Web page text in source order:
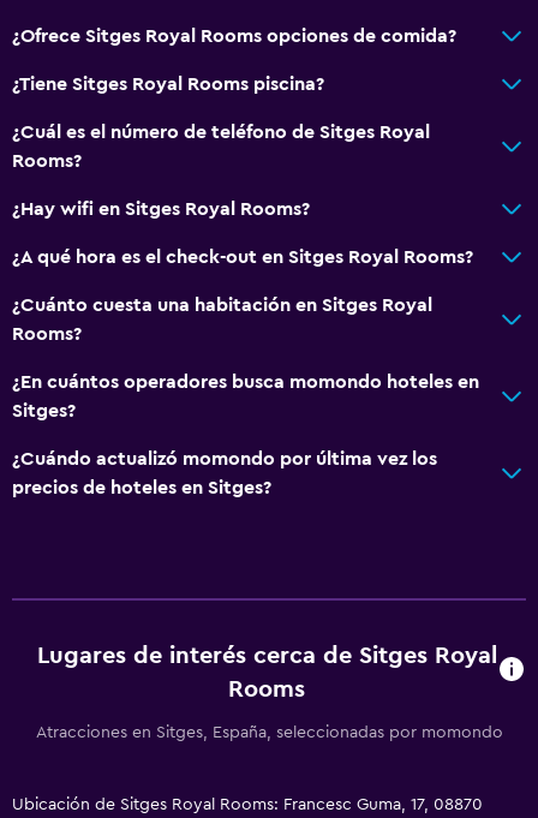
¿Ofrece Sitges Royal Rooms opciones de comida?
¿Tiene Sitges Royal Rooms piscina?
¿Cuál es el número de teléfono de Sitges Royal
Rooms?
¿Hay wifi en Sitges Royal Rooms?
¿A qué hora es el check-out en Sitges Royal Rooms?
¿Cuánto cuesta una habitación en Sitges Royal
Rooms?
¿En cuántos operadores busca momondo hoteles en
Sitges?
¿Cuándo actualizó momondo por última vez los
precios de hoteles en Sitges?
Lugares de interés cerca de Sitges Royal
Rooms
Atracciones en Sitges, España, seleccionadas por momondo
Ubicación de Sitges Royal Rooms: Francesc Guma, 17, 08870